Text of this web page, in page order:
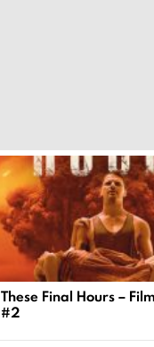
These Final Hours –
#2